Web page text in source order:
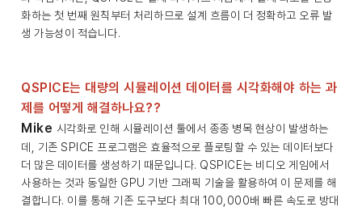
화하는 첫 번째 원칙부터 처리하므로 설계 흐름이 더 정확하고 오류 발
생 가능성이 적습니다.
QSPICE는 대량의 시뮬레이션 데이터를 시각화해야 하는 과
제를 어떻게 해결하나요??
Mike 시각화로 인해 시뮬레이션 툴에서 종종 병목 현상이 발생하는
데, 기존 SPICE 프로그램은 효율적으로 플로팅할 수 있는 데이터보다
더 많은 데이터를 생성하기 때문입니다. QSPICE는 비디오 게임에서
사용하는 것과 동일한 GPU 기반 그래픽 기술을 활용하여 이 문제를 해
결합니다. 이를 통해 기존 도구보다 최대 100,000배 빠른 속도로 방대